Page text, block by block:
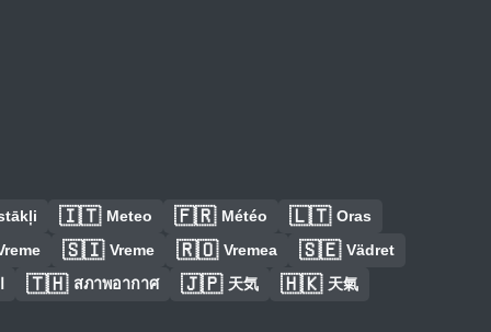
🇮🇹 Meteo 🇫🇷 Météo 🇱🇹 Oras
🇸🇮 Vreme 🇷🇴 Vremea 🇸🇪 Vädret
🇹🇭 สภาพอากาศ 🇯🇵 天気 🇭🇰 天氣